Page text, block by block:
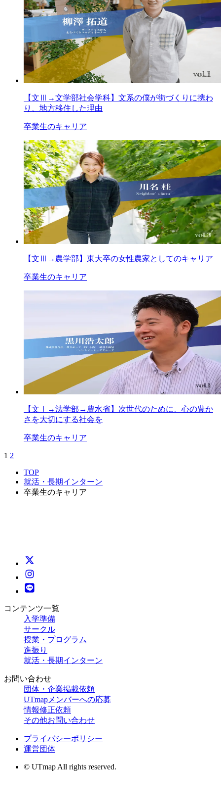
【文Ⅲ→文学部社会学科】文系の僕が街づくりに携わ
り、地方移住した理由
卒業生のキャリア
【文Ⅲ→農学部】東大卒の女性農家としてのキャリア
卒業生のキャリア
【文Ⅰ→法学部→農水省】次世代のために、心の豊か
さを大切にする社会を
卒業生のキャリア
1 2
TOP
就活・長期インターン
卒業生のキャリア
コンテンツ一覧
入学準備
サークル
授業・プログラム
進振り
就活・長期インターン
お問い合わせ
団体・企業掲載依頼
UTmapメンバーへの応募
情報修正依頼
その他お問い合わせ
プライバシーポリシー
運営団体
© UTmap All rights reserved.